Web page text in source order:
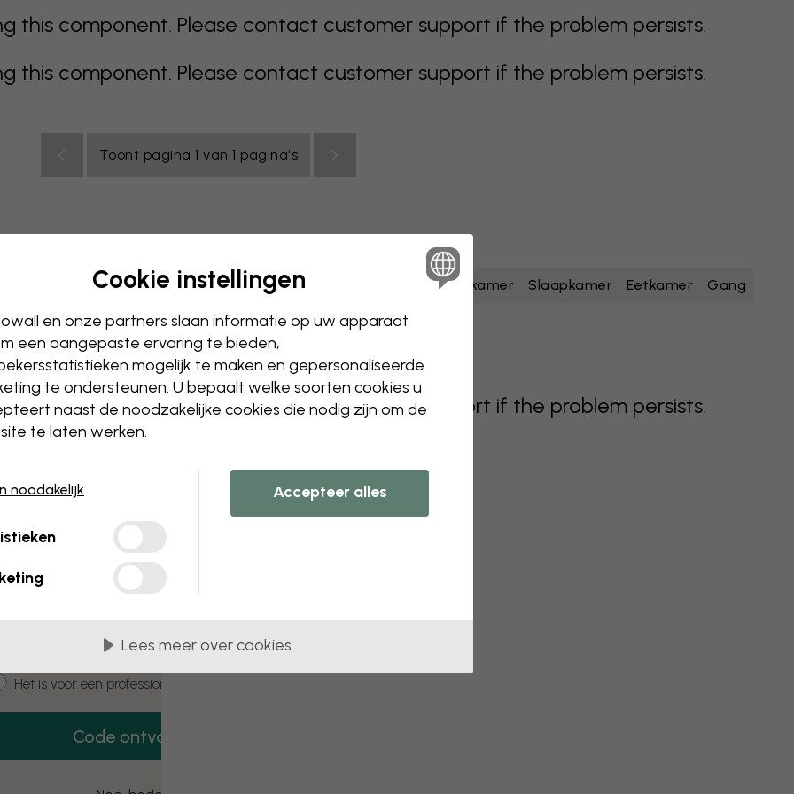
this component. Please contact customer support if the problem persists.
this component. Please contact customer support if the problem persists.
Toont pagina 1 van 1 pagina's
oranje roze paars rood turkoois Badkamer Slaapkamer Eetkamer Gang
Tienerkamer Plafond
this component. Please contact customer support if the problem persists.
3 gratis proefmonsters
Vraag 3 proefmonsters aan – helemaal
gratis.
Het is voor een professioneel project
Code ontvangen
Cookie instellingen
en onze partners slaan informatie op uw apparaat
een aangepaste ervaring te bieden,
mogelijk te maken en gepersonaliseerde
te ondersteunen. U bepaalt welke soorten cookies u
naast de noodzakelijke cookies die nodig zijn om de
te laten werken.
noodakelijk Accepteer alles
Lees meer over cookies